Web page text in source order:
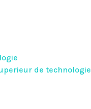
de technologie